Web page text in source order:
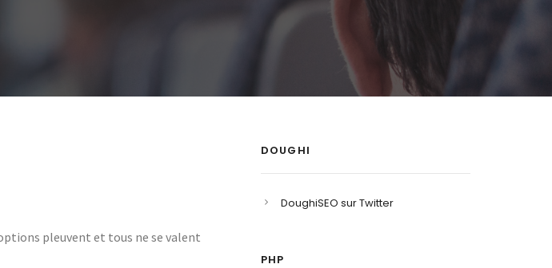
pleuvent et tous ne se valent
DOUGHI
DoughiSEO sur Twitter
PHP